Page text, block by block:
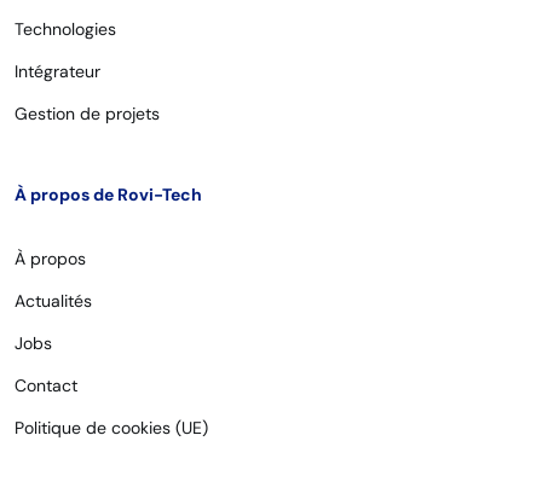
Technologies
Intégrateur
Gestion de projets
À propos de Rovi-Tech
À propos
Actualités
Jobs
Contact
Politique de cookies (UE)